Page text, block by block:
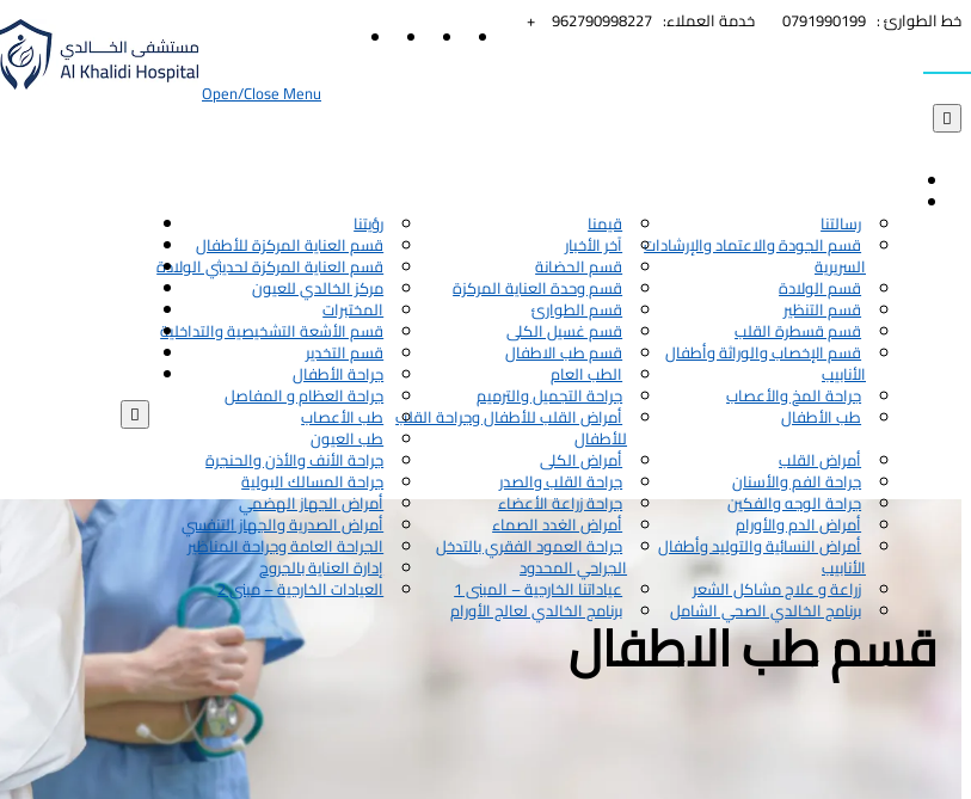
خط الطوارئ : 0791990199 خدمة العملاء: 962790998227+
Open/Close Menu

رسالتنا قيمنا رؤيتنا
قسم الجودة والاعتماد والإرشادات
السريرية
آخر الأخبار قسم العناية المركزة للأطفال
قسم الحضانة قسم العناية المركزة لحديثي الولادة
قسم الولادة قسم وحدة العناية المركزة مركز الخالدي للعيون
قسم التنظير قسم الطوارئ المختبرات
قسم قسطرة القلب قسم غسيل الكلى قسم الأشعة التشخيصية والتداخلية
قسم الإخصاب والوراثة وأطفال
الأنابيب
قسم طب الاطفال قسم التخدير
الطب العام جراحة الأطفال
جراحة المخ والأعصاب جراحة التجميل والترميم جراحة العظام و المفاصل
طب الأطفال أمراض القلب للأطفال وجراحة القلب
للأطفال
طب الأعصاب
طب العيون
أمراض القلب أمراض الكلى جراحة الأنف والأذن والحنجرة
جراحة الفم والأسنان جراحة القلب والصدر جراحة المسالك البولية
جراحة الوجه والفكين جراحة زراعة الأعضاء أمراض الجهاز الهضمي
أمراض الدم والأورام أمراض الغدد الصماء أمراض الصدرية والجهاز التنفسي
أمراض النسائية والتوليد وأطفال
الأنابيب
جراحة العمود الفقري بالتدخل
الجراحي المحدود
الجراحة العامة وجراحة المناظير
إدارة العناية بالجروح
زراعة و علاج مشاكل الشعر عياداتنا الخارجية – المبنى 1 العيادات الخارجية – مبنى 2
برنامج الخالدي الصحي الشامل برنامج الخالدي لعالج الأورام

قسم طب الاطفال